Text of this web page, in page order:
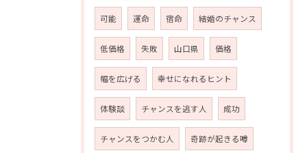
可能 運命 宿命 結婚のチャンス
低価格 失敗 山口県 価格
幅を広げる 幸せになれるヒント
体験談 チャンスを逃す人 成功
チャンスをつかむ人 奇跡が起きる噂